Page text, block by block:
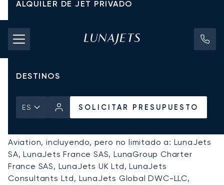
ALQUILER DE JET PRIVADO
TARIFAS DE CHÁRTER
JETS PRIVADOS
DESTINOS
ES SOLICITAR PRESUPUESTO
Aviso Legal
En este Aviso Legal, el término “LunaJets” se
Aviation, incluyendo, pero no limitado a: LunaJets
SA, LunaJets France SAS, LunaGroup Charter
France SAS, LunaJets UK Ltd, LunaJets
Consultants Ltd, LunaJets Global DWC-LLC,